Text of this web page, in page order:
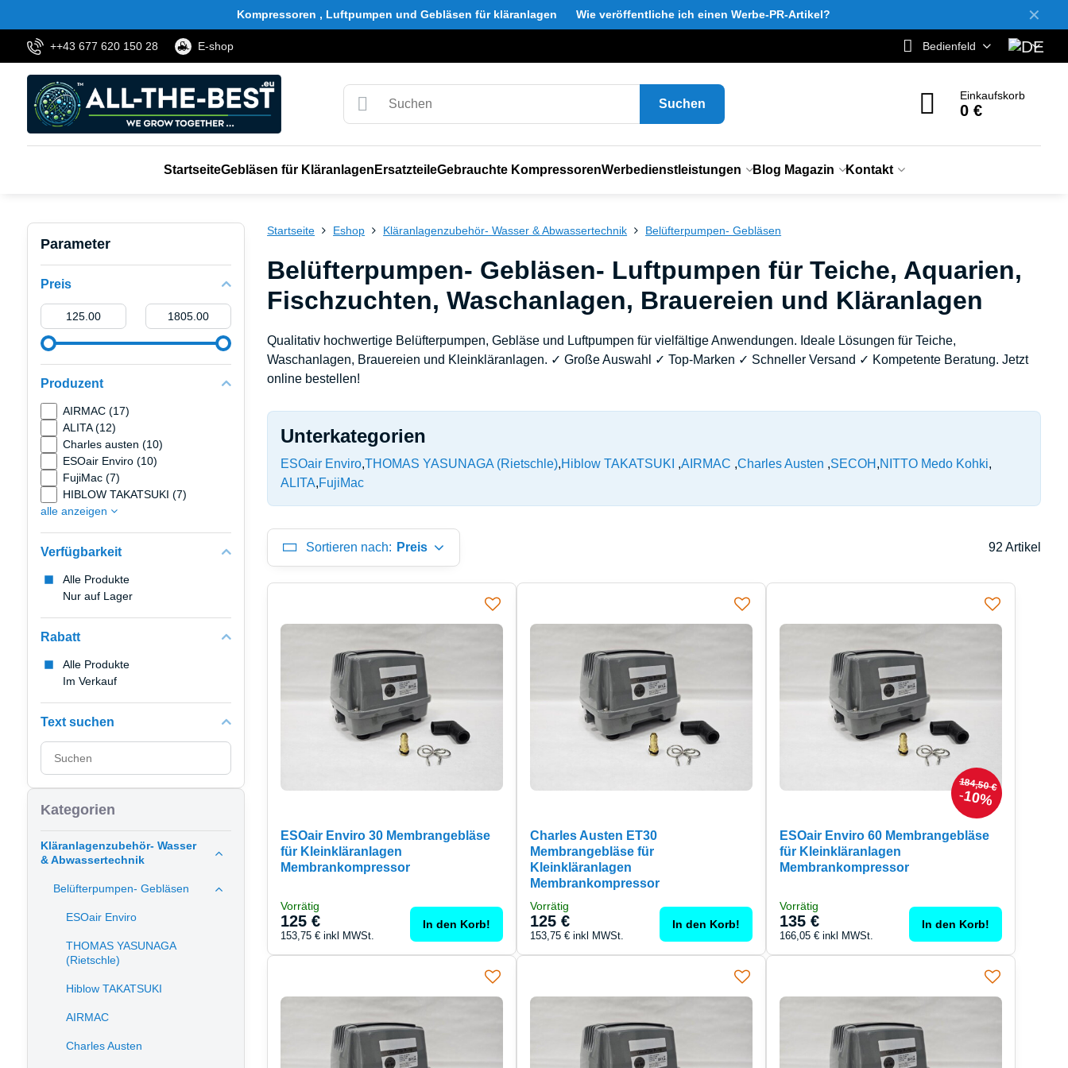
✕
Kompressoren , Luftpumpen und Gebläsen für kläranlagen Wie veröffentliche ich einen Werbe-PR-Artikel?
++43 677 620 150 28 E-shop Bedienfeld
Suchen
Einkaufskorb
0 €
StartseiteGebläsen für Kläranlagen ErsatzteileGebrauchte KompressorenWerbedienstleistungen Blog Magazin Kontakt
Startseite Eshop Kläranlagenzubehör- Wasser & Abwassertechnik Belüfterpumpen- Gebläsen
Belüfterpumpen- Gebläsen- Luftpumpen für Teiche, Aquarien,
Fischzuchten, Waschanlagen, Brauereien und Kläranlagen
Qualitativ hochwertige Belüfterpumpen, Gebläse und Luftpumpen für vielfältige Anwendungen. Ideale Lösungen für Teiche,
Waschanlagen, Brauereien und Kleinkläranlagen. ✓ Große Auswahl ✓ Top-Marken ✓ Schneller Versand ✓ Kompetente Beratung. Jetzt
online bestellen!
Unterkategorien
ESOair Enviro THOMAS YASUNAGA (Rietschle) Hiblow TAKATSUKI AIRMAC Charles Austen SECOH NITTO Medo Kohki
ALITA FujiMac
Sortieren nach: Preis 92 Artikel
ESOair Enviro 30 Membrangebläse
für Kleinkläranlagen
Membrankompressor
Vorrätig
125 €
153,75 €inkl MWSt.
In den Korb!
Charles Austen ET30
Membrangebläse für
Kleinkläranlagen
Membrankompressor
Vorrätig
125 €
153,75 €inkl MWSt.
In den Korb!
184,50 €
10%
ESOair Enviro 60 Membrangebläse
für Kleinkläranlagen
Membrankompressor
Vorrätig
135 €
166,05 €inkl MWSt.
In den Korb!
Parameter
Preis
Von: An:
Produzent
AIRMAC (17)
ALITA (12)
Charles austen (10)
ESOair Enviro (10)
FujiMac (7)
HIBLOW TAKATSUKI (7)
alle anzeigen
Verfügbarkeit
Alle Produkte
Nur auf Lager
Rabatt
Alle Produkte
Im Verkauf
Text suchen
Suchfilterergebnisse
nach
Volltext
Kategorien
Kläranlagenzubehör- Wasser
& Abwassertechnik
Belüfterpumpen- Gebläsen
ESOair Enviro
THOMAS YASUNAGA
(Rietschle)
Hiblow TAKATSUKI
AIRMAC
Charles Austen